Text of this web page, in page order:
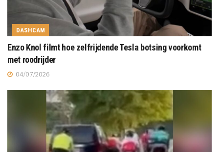
DASHCAM
Enzo Knol filmt hoe zelfrijdende Tesla botsing voorkomt
met roodrijder
04/07/2026